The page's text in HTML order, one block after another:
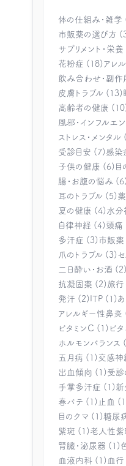
体の仕組み・雑学
市販薬の選び方
サプリメント・栄
花粉症 (18) アレ
飲み合わせ・副
皮膚トラブル (13)
高齢者の健康
風邪・インフルエ
ストレス・メンタル
受診目安 (7) 感染
子供の健康 (6) 目
腸・お腹の悩み (6)
耳のトラブル (5)
夏の健康 (4) 水分
自律神経 (4) 頭痛
多汗症 (3) 市販
爪のトラブル (3)
二日酔い・お酒 (2)
抗凝固薬 (2) 旅行
発汗 (2) ITP (1)
アレルギー性鼻炎
ビタミンC (1) ビ
ホルモンバランス
五月病 (1) 交感神
出血傾向 (1) 受診
手掌多汗症 (1)
春バテ (1) 止血
目のクマ (1)糖尿
紫斑 (1) 老人性
腎臓・泌尿器 (1)
血液内科 (1) 血